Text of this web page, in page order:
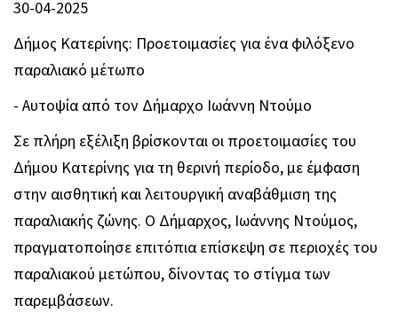
30-04-2025
Δήμος Κατερίνης: Προετοιμασίες για ένα φιλόξενο
παραλιακό μέτωπο
- Αυτοψία από τον Δήμαρχο Ιωάννη Ντούμο
Σε πλήρη εξέλιξη βρίσκονται οι προετοιμασίες του
Δήμου Κατερίνης για τη θερινή περίοδο, με έμφαση
στην αισθητική και λειτουργική αναβάθμιση της
παραλιακής ζώνης. Ο Δήμαρχος, Ιωάννης Ντούμος,
πραγματοποίησε επιτόπια επίσκεψη σε περιοχές του
παραλιακού μετώπου, δίνοντας το στίγμα των
παρεμβάσεων.